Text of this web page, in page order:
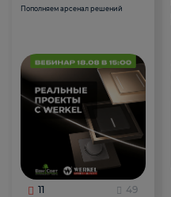
Пополняем арсенал решений
11 49